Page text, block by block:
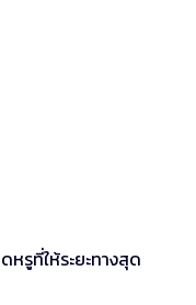
หรูที่ให้ระยะทางสุด